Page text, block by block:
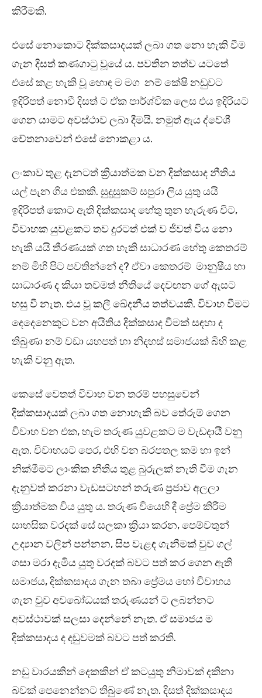
කිරීමකි.
එසේ නොකොට දික්කසාදයක් ලබා ගත නො හැකි වීම
ගැන දිසත් කණගාටු වූයේ ය. පවතින තත්ව යටතේ
එසේ කළ හැකි වූ හොඳ ම මග නම් කේෂි නඩුවට
ඉදිරිපත් නොවී දිසත් ට ඒක පාර්ශ්වික ලෙස එය ඉදිරියට
ගෙන යාමට අවස්ථාව ලබා දීමයි. නමුත් ඇය ද්වේශී
චේතනාවෙන් එසේ නොකළා ය.
ලංකාව තුළ දැනටත් ක්‍රියාත්මක වන දික්කසාද නීතිය
යල් පැන ගිය එකකි. සුදුසුකම් සපුරා ලිය යුතු යයි
ඉදිරිපත් කොට ඇති දික්කසාද හේතු තුන හැරුණ විට,
විවාහක යුවළකට තව දුරටත් එක් ව ජීවත් විය නො
හැකි යයි තීරණයක් ගත හැකි සාධාරණ හේතු කෙතරම්
නම් මිහි පිට පවතින්නේ ද? ඒවා කෙතරම් මානුෂීය හා
සාධාරණ ද කියා තවමත් නීතියේ දෙවඟන ගේ ඇසට
හසු වී නැත. එය වූ කලී ඛේදනීය තත්වයකි. විවාහ වීමට
දෙදෙනෙකුට වන අයිතිය දික්කසාද වීමක් සඳහා ද
තිබුණා නම් වඩා යහපත් හා නිදහස් සමාජයක් බිහි කළ
හැකි වනු ඇත.
කෙසේ වෙතත් විවාහ වන තරම් පහසුවෙන්
දික්කසාදයක් ලබා ගත නොහැකි බව තේරුම් ගෙන
විවාහ වන එක, හැම තරුණ යුවළකට ම වැඩදායී වනු
ඇත. විවාහයට පෙර, එහි වන බරපතල කම හා ඉන්
නික්මීමට ලාංකික නීතිය තුළ බුරුලක් නැති වීම ගැන
දැනුවත් කරනා වැඩසටහන් තරුණ ප්‍රජාව අලලා
ක්‍රියාත්මක විය යුතු ය. තරුණ වියෙහි දී ප්‍රේම කිරීම
සාහසික වරදක් සේ සලකා ක්‍රියා කරන, පෙම්වතුන්
උද්‍යාන වලින් පන්නන, සිප වැළඳ ගැනීමක් වුව ගල්
ගසා මරා දැමිය යුතු වරදක් බවට පත් කර ගෙන ඇති
සමාජය, දික්කසාදය ගැන තබා ප්‍රේමය හෝ විවාහය
ගැන වුව අවබෝධයක් තරුණයන් ට ලබන්නට
අවස්ථාවක් සලසා දෙන්නේ නැත. ඒ සමාජය ම
දික්කසාදය ද දඬුවමක් බවට පත් කරති.
නඩු වාරයකින් දෙකකින් ඒ කටයුතු නිමාවක් දකිනා
බවක් පෙනෙන්නට තිබුණේ නැත. දිසත් දික්කසාදය